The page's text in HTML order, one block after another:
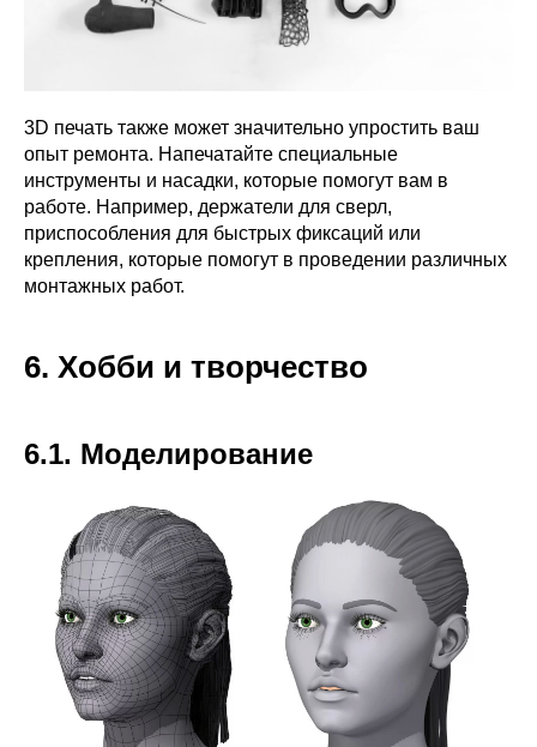
3D печать также может значительно упростить ваш
опыт ремонта. Напечатайте специальные
инструменты и насадки, которые помогут вам в
работе. Например, держатели для сверл,
приспособления для быстрых фиксаций или
крепления, которые помогут в проведении различных
монтажных работ.
6. Хобби и творчество
6.1. Моделирование